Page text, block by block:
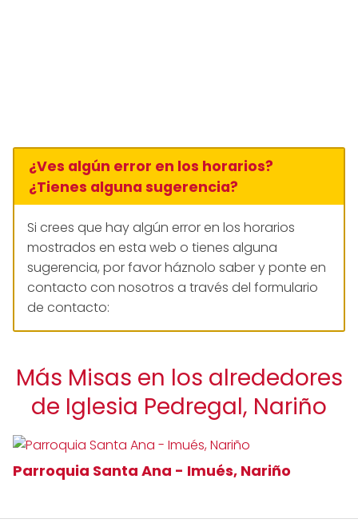
¿Ves algún error en los horarios?
¿Tienes alguna sugerencia?
Si crees que hay algún error en los horarios
mostrados en esta web o tienes alguna
sugerencia, por favor háznolo saber y ponte en
contacto con nosotros a través del formulario
de contacto:
Más Misas en los alrededores
de Iglesia Pedregal, Nariño
Parroquia Santa Ana - Imués, Nariño